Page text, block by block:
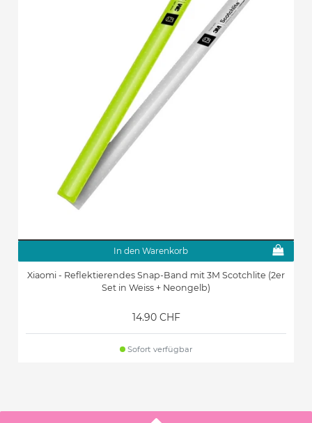
In den Warenkorb
Xiaomi - Reflektierendes Snap-Band mit 3M Scotchlite (2er
Set in Weiss + Neongelb)
14.90 CHF
Sofort verfügbar